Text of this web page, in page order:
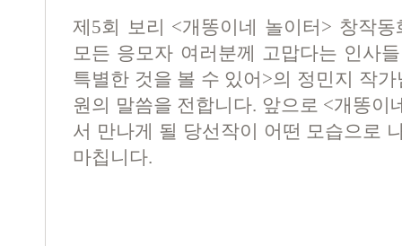
제5회 보리 <개똥이네 놀이터 > 창작
모든 응모자 여러분께 고맙다는 인사
특별한 것을 볼 수 있어 >의 정민지 작
원의 말씀을 전합니다. 앞으로 <개똥이
서 만나게 될 당선작이 어떤 모습으로
마칩니다.